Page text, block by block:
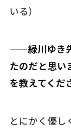
いる）
――緑川ゆき
たのだと思い
を教えてくだ
とにかく優し